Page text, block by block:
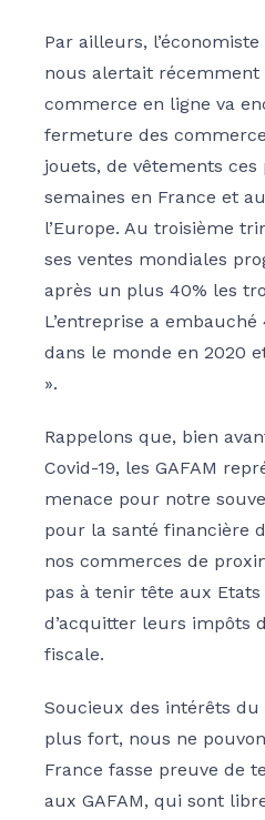
Par ailleurs,
nous alertait récemment
commerce en ligne va
fermeture des
jouets, de vêtements ces
semaines en France et
l’Europe. Au troisième
ses ventes mondiales
après un plus 40% les
L’entreprise a
dans le monde en 2020
».
Rappelons que, bien
Covid-19, les GAFAM
menace pour notre
pour la santé financière
nos commerces de
pas à tenir tête aux
d’acquitter leurs impôts
fiscale.
Soucieux des intérêts
plus fort, nous ne
France fasse preuve de
aux GAFAM, qui sont